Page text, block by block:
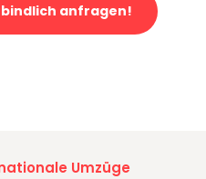
anfragen!
Umzüge